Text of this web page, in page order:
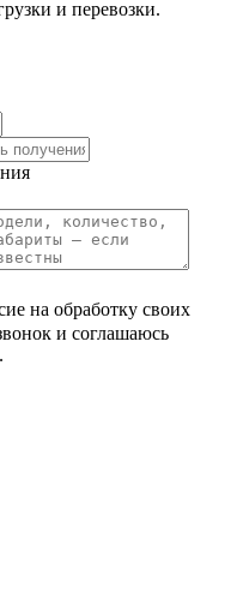
и перевозки.
на обработку своих
и соглашаюсь
.